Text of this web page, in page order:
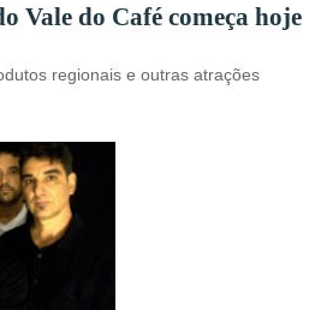
Vale do Café começa hoje
regionais e outras atrações